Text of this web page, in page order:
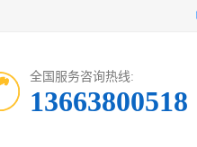
全国服务咨询热线:
13663800518